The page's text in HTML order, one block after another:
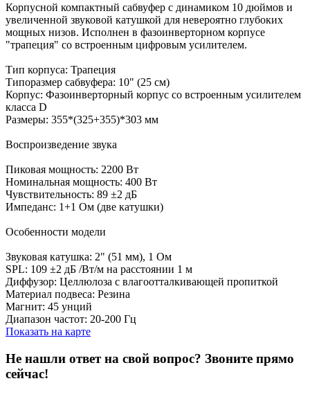
Корпусной компактный сабвуфер с динамиком 10 дюймов и
увеличенной звуковой катушкой для невероятно глубоких
мощных низов. Исполнен в фазоинверторном корпусе
"трапеция" со встроенным цифровым усилителем.
Тип корпуса: Трапеция
Типоразмер сабвуфера: 10" (25 см)
Корпус: Фазоинверторный корпус со встроенным усилителем
класса D
Размеры: 355*(325+355)*303 мм
Воспроизведение звука
Пиковая мощность: 2200 Вт
Номинальная мощность: 400 Вт
Чувствительность: 89 ±2 дБ
Импеданс: 1+1 Ом (две катушки)
Особенности модели
Звуковая катушка: 2" (51 мм), 1 Ом
SPL: 109 ±2 дБ /Вт/м на расстоянии 1 м
Диффузор: Целлюлоза с влагоотталкивающей пропиткой
Материал подвеса: Резина
Магнит: 45 унций
Диапазон частот: 20-200 Гц
Показать на карте
Не нашли ответ на свой вопрос? Звоните прямо
сейчас!